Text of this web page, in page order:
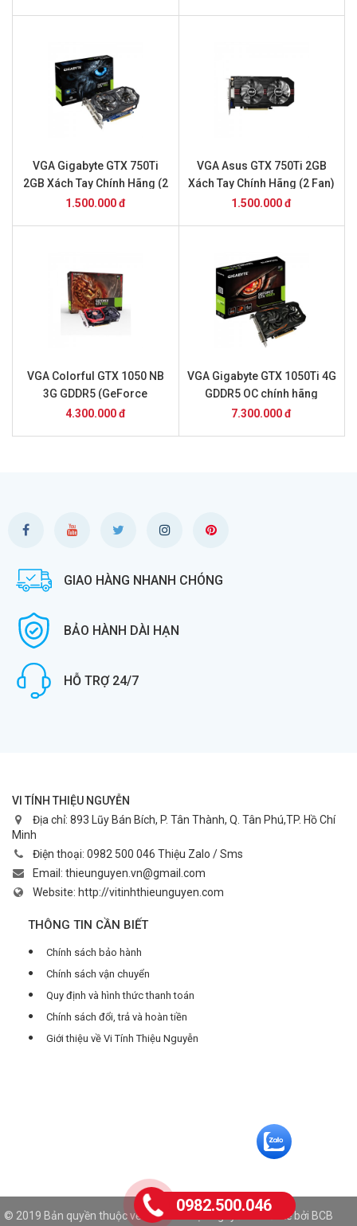
VGA Gigabyte GTX 750Ti
2GB Xách Tay Chính Hãng (2
Fan)
1.500.000 đ
VGA Asus GTX 750Ti 2GB
Xách Tay Chính Hãng (2 Fan)
1.500.000 đ
VGA Colorful GTX 1050 NB
3G GDDR5 (GeForce
GTX1050 NB 3G) Chính Hãng
4.300.000 đ
VGA Gigabyte GTX 1050Ti 4G
GDDR5 OC chính hãng
7.300.000 đ
GIAO HÀNG NHANH CHÓNG
BẢO HÀNH DÀI HẠN
HỖ TRỢ 24/7
VI TÍNH THIỆU NGUYỄN
Địa chỉ: 893 Lũy Bán Bích, P. Tân Thành, Q. Tân Phú,TP. Hồ Chí
Minh
Điện thoại: 0982 500 046 Thiệu Zalo / Sms
Email: thieunguyen.vn@gmail.com
Website: http://vitinhthieunguyen.com
THÔNG TIN CẦN BIẾT
Chính sách bảo hành
Chính sách vận chuyển
Quy định và hình thức thanh toán
Chính sách đổi, trả và hoàn tiền
Giới thiệu về Vi Tính Thiệu Nguyễn
© 2019 Bản quyền thuộc về Vi Tính Thiệu Nguyễn. Thiết kế bởi BCB
0982.500.046